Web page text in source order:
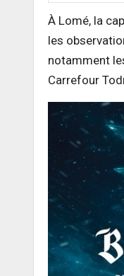
À Lomé, la
les
notamment
Carrefour